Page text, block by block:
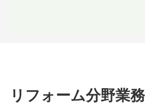
リフォーム分野業